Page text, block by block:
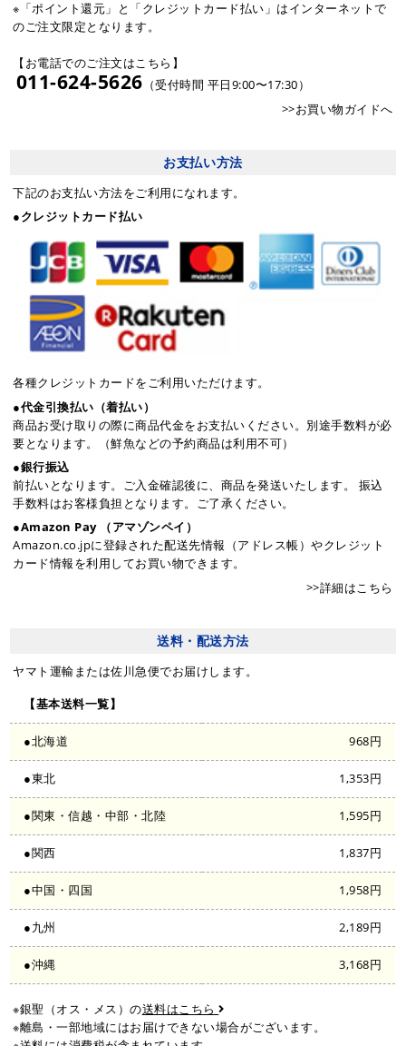
※「ポイント還元」と「クレジットカード払い」はインターネットで
のご注文限定となります。
【お電話でのご注文はこちら】
011-624-5626 （受付時間 平日9:00〜17:30）
>>お買い物ガイドへ
お支払い方法
下記のお支払い方法をご利用になれます。
●クレジットカード払い
各種クレジットカードをご利用いただけます。
●代金引換払い（着払い）
商品お受け取りの際に商品代金をお支払いください。別途手数料が必
要となります。（鮮魚などの予約商品は利用不可）
●銀行振込
前払いとなります。ご入金確認後に、商品を発送いたします。 振込
手数料はお客様負担となります。ご了承ください。
●Amazon Pay （アマゾンペイ）
Amazon.co.jpに登録された配送先情報（アドレス帳）やクレジット
カード情報を利用してお買い物できます。
>>詳細はこちら
送料・配送方法
ヤマト運輸または佐川急便でお届けします。
【基本送料一覧】
●北海道 968円
●東北 1,353円
●関東・信越・中部・北陸 1,595円
●関西 1,837円
●中国・四国 1,958円
●九州 2,189円
●沖縄 3,168円
※銀聖（オス・メス）の送料はこちら
※離島・一部地域にはお届けできない場合がございます。